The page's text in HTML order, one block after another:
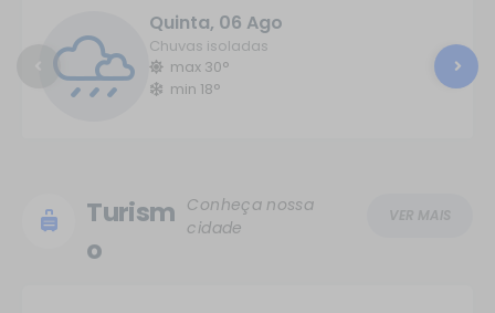
Quinta 06 Ago
Chuvas isoladas
max 30°
min 18°
Turism
o
Conheça nossa
cidade
VER MAIS